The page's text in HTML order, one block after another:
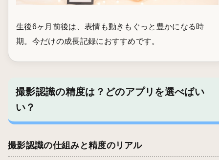
生後6ヶ月前後は、表情も動きもぐっと豊かになる時
期。今だけの成長記録におすすめです。
撮影認識の精度は？どのアプリを選べばい
い？
撮影認識の仕組みと精度のリアル